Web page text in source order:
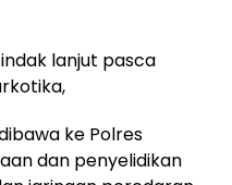
lanjut pasca
ke Polres
dan penyelidikan